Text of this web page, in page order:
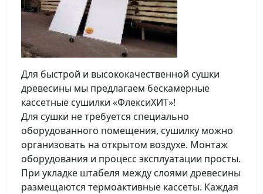
Для быстрой и высококачественной сушки
древесины мы предлагаем бескамерные
кассетные сушилки «ФлексиХИТ»!
Для сушки не требуется специально
оборудованного помещения, сушилку можно
организовать на открытом воздухе. Монтаж
оборудования и процесс эксплуатации просты.
При укладке штабеля между слоями древесины
размещаются термоактивные кассеты. Каждая